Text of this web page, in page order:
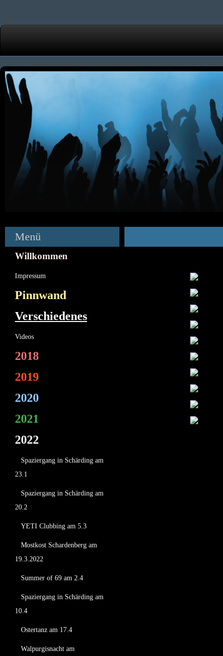
Menü
Willkommen
Impressum
Pinnwand
Verschiedenes
Videos
2018
2019
2020
2021
2022
Spaziergang in Schärding am
23.1
Spaziergang in Schärding am
20.2
YETI Clubbing am 5.3
Mostkost Schardenberg am
19.3.2022
Summer of 69 am 2.4
Spaziergang in Schärding am
10.4
Ostertanz am 17.4
Walpurgisnacht am